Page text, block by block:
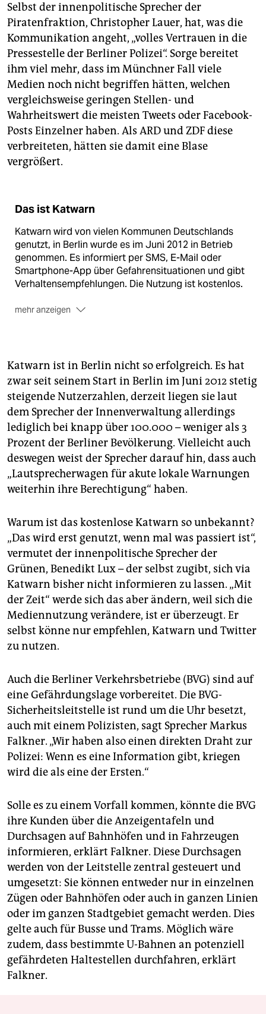
Selbst der innenpolitische Sprecher der
Piratenfraktion, Christopher Lauer, hat, was die
Kommunikation angeht, „volles Vertrauen in die
Pressestelle der Berliner Polizei“. Sorge bereitet
ihm viel mehr, dass im Münchner Fall viele
Medien noch nicht begriffen hätten, welchen
vergleichsweise geringen Stellen- und
Wahrheitswert die meisten Tweets oder Facebook-
Posts Einzelner haben. Als ARD und ZDF diese
verbreiteten, hätten sie damit eine Blase
vergrößert.
Das ist Katwarn
Katwarn wird von vielen Kommunen Deutschlands
genutzt, in Berlin wurde es im Juni 2012 in Betrieb
genommen. Es informiert per SMS, E-Mail oder
Smartphone-App über Gefahrensituationen und gibt
Verhaltensempfehlungen. Die Nutzung ist kostenlos.
mehr anzeigen
der Deutsche Wetterdienst Katwarn für
Unwetterwarnungen der höchsten Stufe. Die meisten
Meldungen der vergangenen Jahre in Berlin betrafen
dann auch diesen Bereich.
Die App gibt es auf den üblichen Download-
Plattformen für iPhones, Android und Windows-
Phone. Wer per SMS informiert werden will, muss eine
SMS mit dem Text „KATWARN“ (in Großbuchstaben)
und seiner Postleitzahl an die Nummer (0163) 7 55 88
42 schicken.
bisher unerfindlichen Gründen – zwei Kanäle
anwählen: „Polizei Berlin“ und „PolizeiBerlinEinsatz.
(taz)
Katwarn ist in Berlin nicht so erfolgreich. Es hat
zwar seit seinem Start in Berlin im Juni 2012 stetig
steigende Nut­zerzahlen, derzeit liegen sie laut
dem Sprecher der Innenverwaltung allerdings
lediglich bei knapp über 100.000 – weniger als 3
Prozent der Berliner Bevölkerung. Vielleicht auch
deswegen weist der Sprecher darauf hin, dass auch
„Lautsprecherwagen für akute lokale Warnungen
weiterhin ihre Berechtigung“ haben.
Warum ist das kostenlose Katwarn so unbekannt?
„Das wird erst genutzt, wenn mal was passiert ist“,
vermutet der innenpolitische Sprecher der
Grünen, Benedikt Lux – der selbst zugibt, sich via
Katwarn bisher nicht informieren zu lassen. „Mit
der Zeit“ werde sich das aber ändern, weil sich die
Mediennutzung verändere, ist er überzeugt. Er
selbst könne nur empfehlen, Katwarn und Twitter
zu nutzen.
Auch die Berliner Verkehrsbetriebe (BVG) sind auf
eine Gefährdungslage vorbereitet. Die BVG-
Sicherheitsleitstelle ist rund um die Uhr besetzt,
auch mit einem Polizisten, sagt Sprecher Markus
Falkner. „Wir haben also einen direkten Draht zur
Polizei: Wenn es eine Information gibt, kriegen
wird die als eine der Ersten.“
Solle es zu einem Vorfall kommen, könnte die BVG
ihre Kunden über die Anzeigentafeln und
Durchsagen auf Bahnhöfen und in Fahrzeugen
informieren, erklärt Falkner. Diese Durchsagen
werden von der Leitstelle zentral gesteuert und
umgesetzt: Sie können entweder nur in einzelnen
Zügen oder Bahnhöfen oder auch in ganzen Linien
oder im ganzen Stadtgebiet gemacht werden. Dies
gelte auch für Busse und Trams. Möglich wäre
zudem, dass bestimmte U-Bahnen an potenziell
gefährdeten Haltestellen durchfahren, erklärt
Falkner.